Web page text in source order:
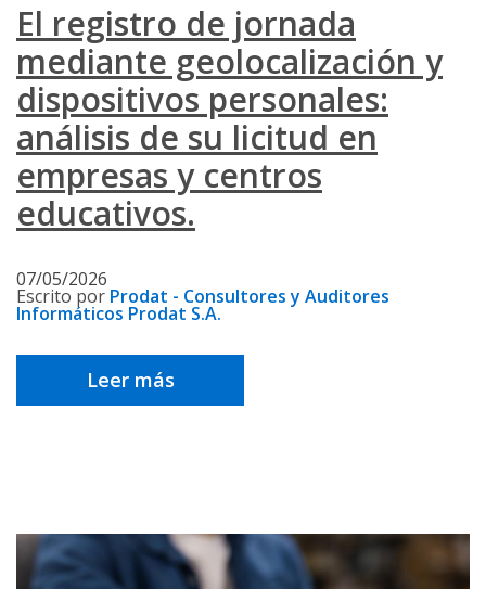
El registro de jornada
mediante geolocalización y
dispositivos personales:
análisis de su licitud en
empresas y centros
educativos.
07/05/2026
Escrito por Prodat - Consultores y Auditores
Informáticos Prodat S.A.
Leer más